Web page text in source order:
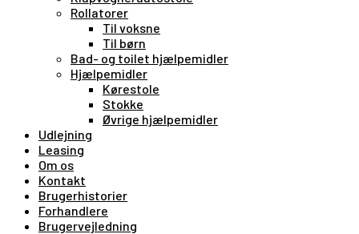
Rollatorer
Til voksne
Til børn
Bad- og toilet hjælpemidler
Hjælpemidler
Kørestole
Stokke
Øvrige hjælpemidler
Udlejning
Leasing
Om os
Kontakt
Brugerhistorier
Forhandlere
Brugervejledning